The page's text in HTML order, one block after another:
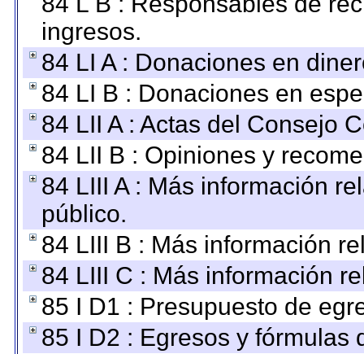
ingresos.
84 LI A : Donaciones en
84 LI B : Donaciones en
84 LII A : Actas del Consejo
84 LII B : Opiniones y
84 LIII A : Más información
público.
84 LIII B : Más información
84 LIII C : Más información
85 I D1 : Presupuesto de
85 I D2 : Egresos y fórmulas